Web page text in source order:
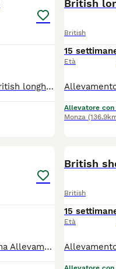
DA RIPRODUZIONE. Vendo una gatta di appena 2 anni British longhair Colore: Point, nata aprile 2024 Dolce, tranquilla, autonoma, va d'accordo con tutti. Pedigree WCF, Certificato di buona salute Vaccinata, microchipata Www.miciovillage.it Allevamento ANFI "MicioVillage " a Monza P.S. CEDO QUALCHE ALTRA GATTA GIOVANE ADULTA . BELLISSIMI ESEMPLARI DEL NOSTRO ALLEVAMENTO. ANCHE DA RIPRODUZIONE DA CONPAGNIA 800 euro DA RIPRODUZIONE 1200 euro
British
British
15
Età
Allevatore con
Monza
Info SOLO chiamate o WhatsApp: 388 954 1211 - Rossana Allevamento Silvestro Club ENFI Il nostro splendido Robin, British Shorthair, nato il 21.08.2024, è disponibile come STALLONE PER RIPRODUZIONE. - Pedigree ENFI - Gruppo sanguigno B - Test FIV, FeLV e PKD negativi - Portatore di cinnamon Robin ha un carattere dolce, affettuoso e coccolone. È già papà di numerosi splendidi cuccioli. È un gatto che non marca il territorio ed è abituato a convivere con altri gatti. Purtroppo, nel nostro allevamento gli altri maschi hanno iniziato ad aggredirlo e, per il suo benessere, abbiamo deciso di trovargli una nuova sistemazione come stallone da riproduzione.
British
British
15
Età